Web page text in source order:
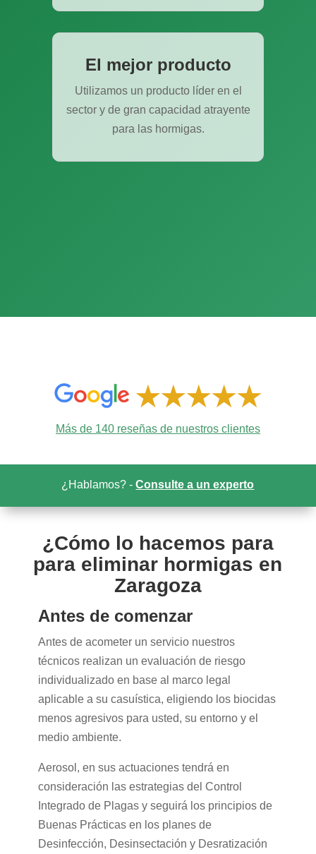
El mejor producto
Utilizamos un producto líder en el
sector y de gran capacidad atrayente
para las hormigas.
Más de 140 reseñas de nuestros clientes
¿Hablamos? -Consulte a un experto
¿Cómo lo hacemos para
para eliminar hormigas en
Zaragoza
Antes de comenzar
Antes de acometer un servicio nuestros
técnicos realizan un evaluación de riesgo
individualizado en base al marco legal
aplicable a su casuística, eligiendo los biocidas
menos agresivos para usted, su entorno y el
medio ambiente.
Aerosol, en sus actuaciones tendrá en
consideración las estrategias del Control
Integrado de Plagas y seguirá los principios de
Buenas Prácticas en los planes de
Desinfección, Desinsectación y Desratización